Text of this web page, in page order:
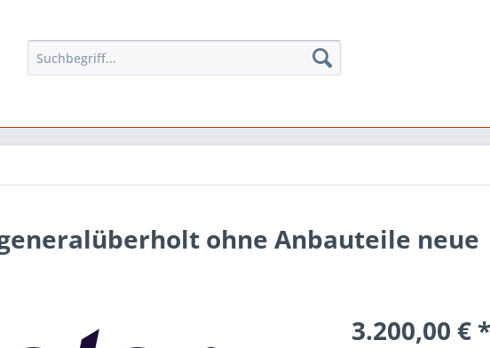
generalüberholt ohne Anbauteile neue
3.200,00 € *